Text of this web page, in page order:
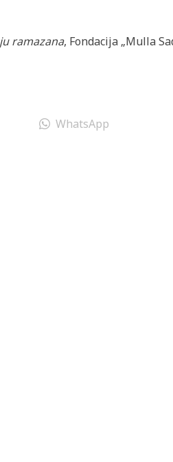
ramazana, Fondacija „Mulla
WhatsApp